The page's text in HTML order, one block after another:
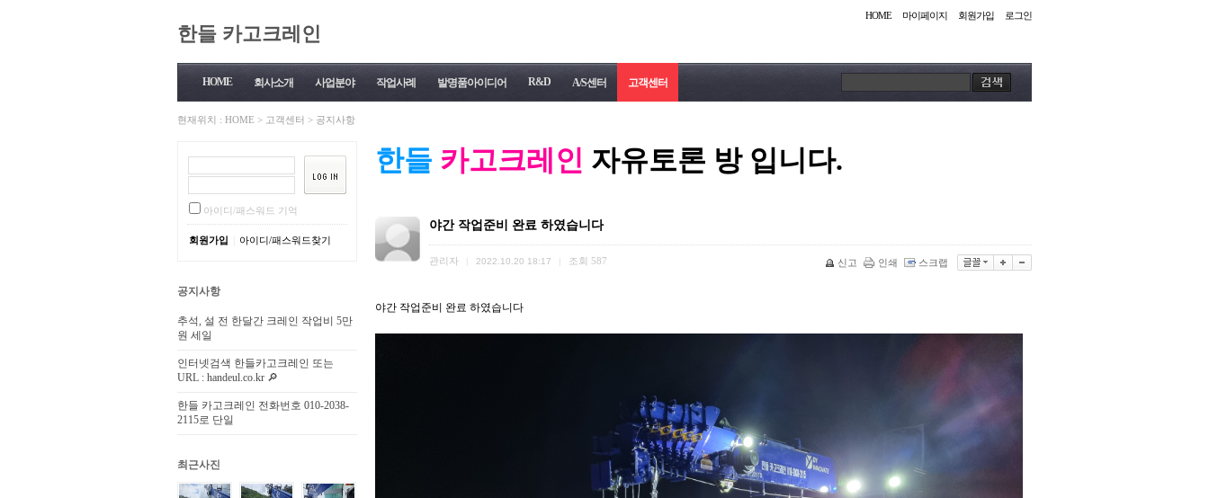
한들 카고크레인
HOME 마이페이지 회원가입 로그인
HOME 회사소개 사업분야 작업사례 발명품아이디어 R&D A/S센터 고객센터
현재위치 : HOME > 고객센터 > 공지사항
아이디/패스워드 기억
회원가입 아이디/패스워드찾기
공지사항
추석, 설 전 한달간 크레인 작업비 5만
원 세일
인터넷검색 한들카고크레인 또는
URL : handeul.co.kr 🔎
한들 카고크레인 전화번호 010-2038-
2115로 단일
최근사진
한들 카고크레인 자유토론 방 입니다.
야간 작업준비 완료 하였습니다
관리자 2022.10.20 18:17 조회 587 신고 인쇄 스크랩
야간 작업준비 완료 하였습니다